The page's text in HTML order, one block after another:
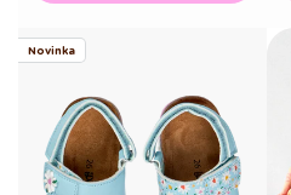
Novinka